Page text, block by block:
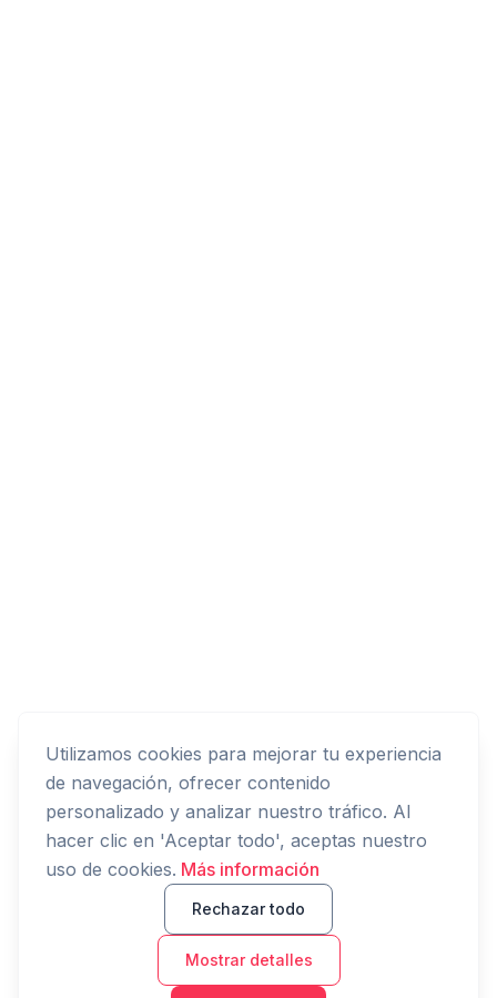
Utilizamos cookies para mejorar tu experiencia
de navegación, ofrecer contenido
personalizado y analizar nuestro tráfico. Al
hacer clic en 'Aceptar todo', aceptas nuestro
uso de cookies. Más información
Rechazar todo
Mostrar detalles